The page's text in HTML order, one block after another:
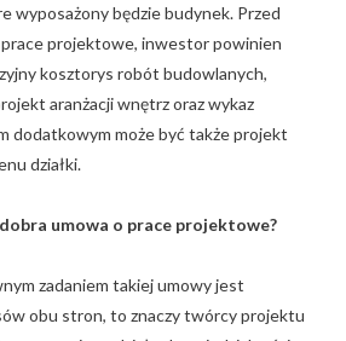
wyposażony będzie budynek. Przed
projektowe, inwestor powinien
kosztorys robót budowlanych,
aranżacji wnętrz oraz wykaz
dodatkowym może być także projekt
działki.
umowa o prace projektowe?
zadaniem takiej umowy jest
obu stron, to znaczy twórcy projektu